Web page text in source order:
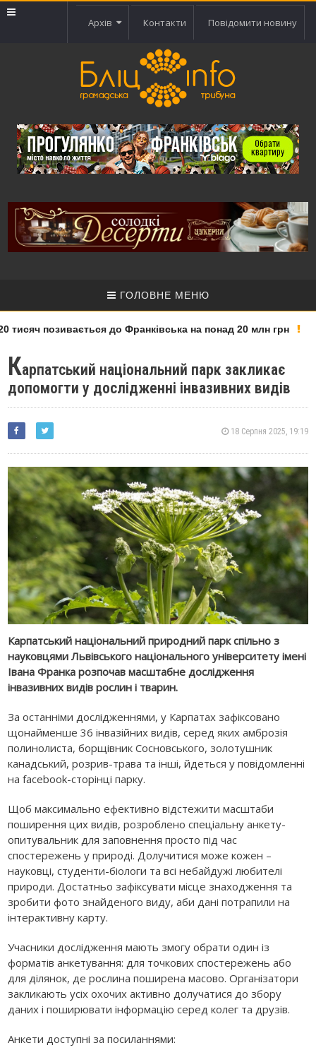
Архів Контакти Повідомити новину
ГОЛОВНЕ МЕНЮ
позивається до Франківська на понад 20 млн грн
Карпатський національний парк закликає
допомогти у дослідженні інвазивних видів
18 Серпня 2025, 19:19
Карпатський національний природний парк спільно з
науковцями Львівського національного університету імені
Івана Франка розпочав масштабне дослідження
інвазивних видів рослин і тварин.
За останніми дослідженнями, у Карпатах зафіксовано
щонайменше 36 інвазійних видів, серед яких амброзія
полинолиста, борщівник Сосновського, золотушник
канадський, розрив-трава та інші, йдеться у повідомленні
на facebook-сторінці парку.
Щоб максимально ефективно відстежити масштаби
поширення цих видів, розроблено спеціальну анкету-
опитувальник для заповнення просто під час
спостережень у природі. Долучитися може кожен –
науковці, студенти-біологи та всі небайдужі любителі
природи. Достатньо зафіксувати місце знаходження та
зробити фото знайденого виду, аби дані потрапили на
інтерактивну карту.
Учасники дослідження мають змогу обрати один із
форматів анкетування: для точкових спостережень або
для ділянок, де рослина поширена масово. Організатори
закликають усіх охочих активно долучатися до збору
даних і поширювати інформацію серед колег та друзів.
Анкети доступні за посиланнями: